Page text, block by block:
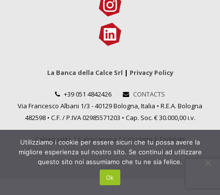
La Banca della Calce Srl | Privacy Policy
+39 051 4842426
CONTACTS
Via Francesco Albani 1/3 - 40129 Bologna, Italia • R.E.A. Bologna
482598 • C.F. / P.IVA 02985571203 • Cap. Soc. € 30.000,00 i.v.
Calcequalità|Calcecanapa|Calcelatte|Tadelakt
Utilizziamo i cookie per essere sicuri che tu possa avere la
migliore esperienza sul nostro sito. Se continui ad utilizzare
questo sito noi assumiamo che tu ne sia felice.
Ok